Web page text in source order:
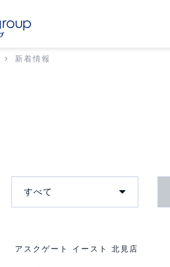
新着情報
すべて
アスクゲート イースト 北見店